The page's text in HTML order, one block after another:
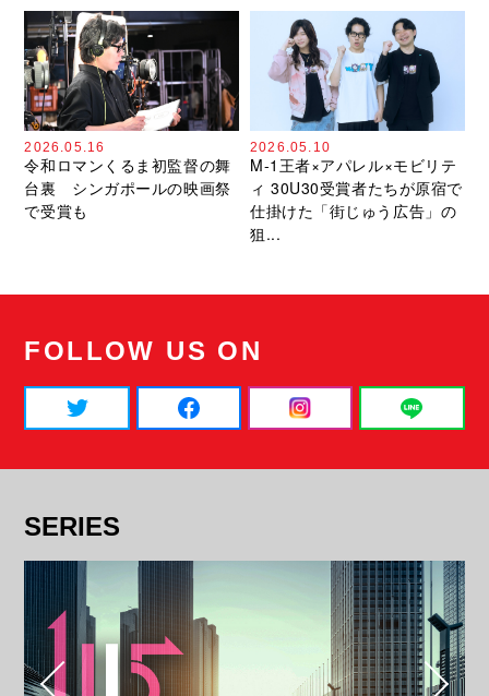
2026.05.16
令和ロマンくるま初監督の舞
台裏 シンガポールの映画祭
で受賞も
2026.05.10
M-1王者×アパレル×モビリテ
ィ 30U30受賞者たちが原宿で
仕掛けた「街じゅう広告」の
狙...
FOLLOW US ON
SERIES